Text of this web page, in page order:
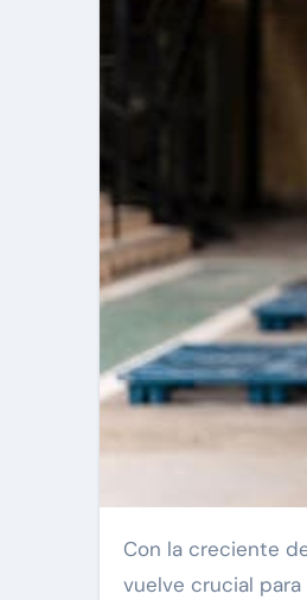
Con la creciente demanda de envíos rápidos y seguros, la elección del operador logístico adecuado se
vuelve crucial